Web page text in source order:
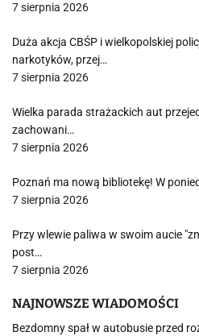
7 sierpnia 2026
Duża akcja CBŚP i wielkopolskiej
narkotyków, przej…
7 sierpnia 2026
Wielka parada strażackich aut
zachowani…
7 sierpnia 2026
Poznań ma nową bibliotekę! W
7 sierpnia 2026
Przy wlewie paliwa w swoim aucie
post…
7 sierpnia 2026
NAJNOWSZE WIADOMOŚCI
Bezdomny spał w autobusie przed